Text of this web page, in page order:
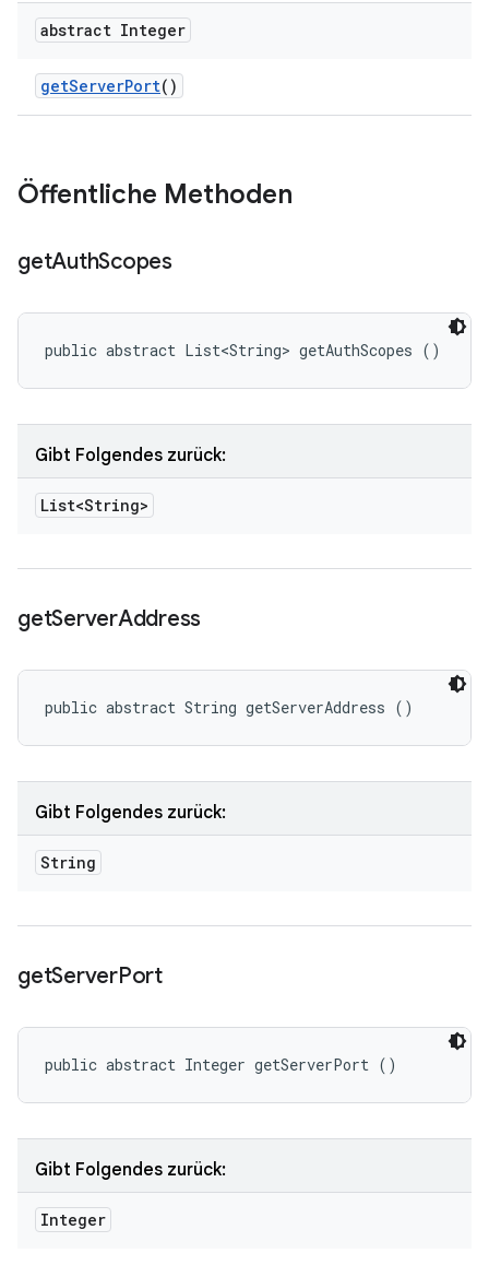
abstract Integer
getServerPort()
Öffentliche Methoden
getAuthScopes
public abstract List<String> getAuthScopes ()
Gibt Folgendes zurück:
List<String>
getServerAddress
public abstract String getServerAddress ()
Gibt Folgendes zurück:
String
getServerPort
public abstract Integer getServerPort ()
Gibt Folgendes zurück:
Integer